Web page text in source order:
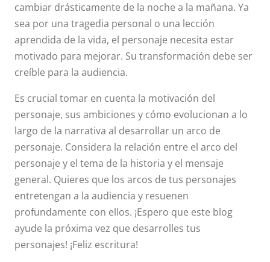
cambiar drásticamente de la noche a la mañana. Ya
sea por una tragedia personal o una lección
aprendida de la vida, el personaje necesita estar
motivado para mejorar. Su transformación debe ser
creíble para la audiencia.
Es crucial tomar en cuenta la motivación del
personaje, sus ambiciones y cómo evolucionan a lo
largo de la narrativa al desarrollar un arco de
personaje. Considera la relación entre el arco del
personaje y el tema de la historia y el mensaje
general. Quieres que los arcos de tus personajes
entretengan a la audiencia y resuenen
profundamente con ellos. ¡Espero que este blog
ayude la próxima vez que desarrolles tus
personajes! ¡Feliz escritura!